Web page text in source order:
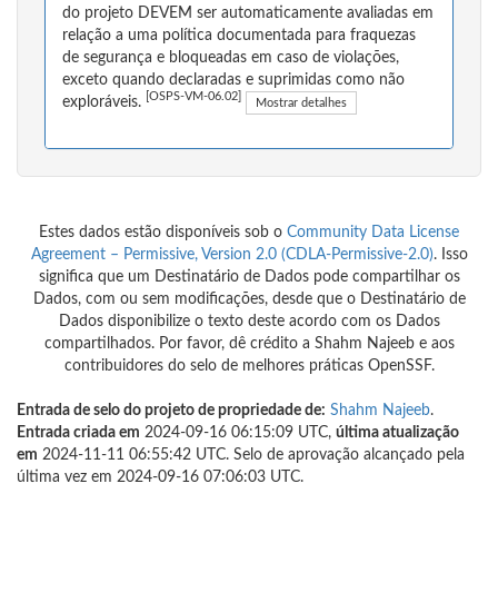
do projeto DEVEM ser automaticamente avaliadas em
relação a uma política documentada para fraquezas
de segurança e bloqueadas em caso de violações,
exceto quando declaradas e suprimidas como não
exploráveis.
[OSPS-VM-06.02] Mostrar detalhes
Estes dados estão disponíveis sob o Community Data License
Agreement – Permissive, Version 2.0 (CDLA-Permissive-2.0). Isso
significa que um Destinatário de Dados pode compartilhar os
Dados, com ou sem modificações, desde que o Destinatário de
Dados disponibilize o texto deste acordo com os Dados
compartilhados. Por favor, dê crédito a Shahm Najeeb e aos
contribuidores do selo de melhores práticas OpenSSF.
Entrada de selo do projeto de propriedade de: Shahm Najeeb.
Entrada criada em 2024-09-16 06:15:09 UTC, última atualização
em 2024-11-11 06:55:42 UTC. Selo de aprovação alcançado pela
última vez em 2024-09-16 07:06:03 UTC.